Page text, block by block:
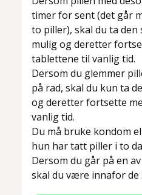
timer for sent (det går
to piller), skal du ta
mulig og deretter
tablettene til vanlig tid.
Dersom du glemmer
på rad, skal du kun ta
og deretter fortsette
vanlig tid.
Du må bruke kondom
hun har tatt piller i to
Dersom du går på en
skal du være innafor de